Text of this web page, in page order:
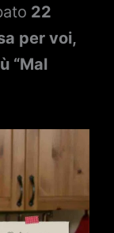
22
per voi,
“Mal